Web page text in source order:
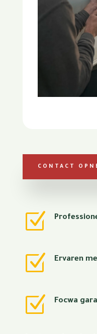
CONTACT
Z
Z Ervaren
Z Focwa